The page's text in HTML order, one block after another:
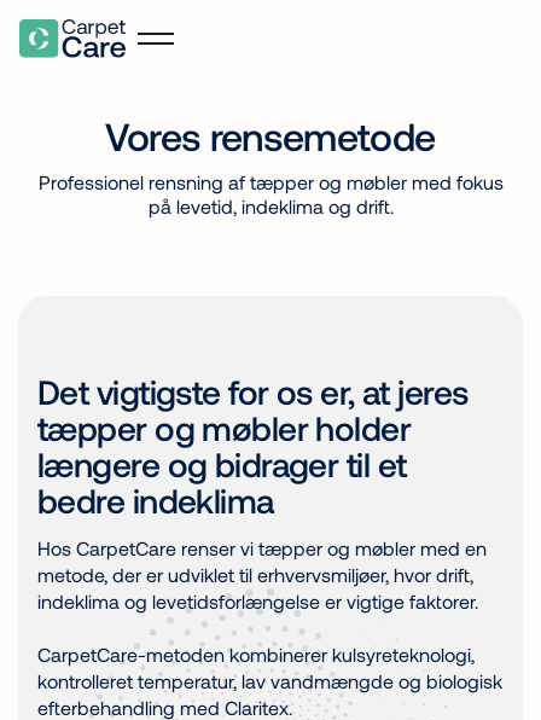
Vores rensemetode
Professionel rensning af tæpper og møbler med fokus
på levetid, indeklima og drift.
Det vigtigste for os er, at jeres
tæpper og møbler holder
længere og bidrager til et
bedre indeklima
Hos CarpetCare renser vi tæpper og møbler med en
metode, der er udviklet til erhvervsmiljøer, hvor drift,
indeklima og levetidsforlængelse er vigtige faktorer.
CarpetCare-metoden kombinerer kulsyreteknologi,
kontrolleret temperatur, lav vandmængde og biologisk
efterbehandling med Claritex.